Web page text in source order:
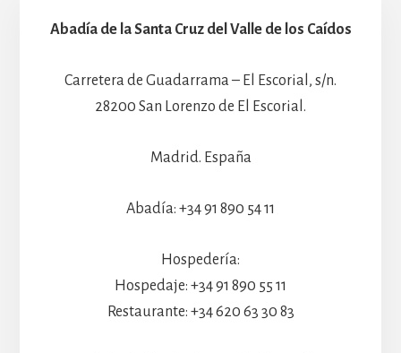
Abadía de la Santa Cruz del Valle de los Caídos
Carretera de Guadarrama – El Escorial, s/n.
28200 San Lorenzo de El Escorial.
Madrid. España
Abadía: +34 91 890 54 11
Hospedería:
Hospedaje: +34 91 890 55 11
Restaurante: +34 620 63 30 83